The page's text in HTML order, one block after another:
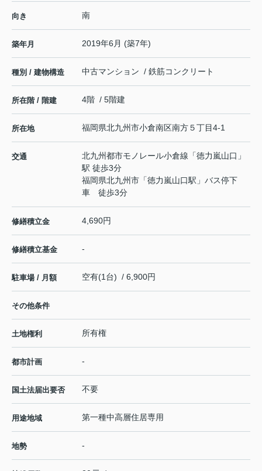
向き 南
築年月 2019年6月 (築7年)
種別 / 建物構造 中古マンション / 鉄筋コンクリート
所在階 / 階建 4階 / 5階建
所在地 福岡県北九州市小倉南区南方５丁目4-1
交通 北九州都市モノレール小倉線 「徳力嵐山口 」
駅 徒歩3分
福岡県北九州市「徳力嵐山口駅」バス停下
車 徒歩3分
修繕積立金 4,690円
修繕積立基金 -
駐車場 / 月額 空有(1台) / 6,900円
その他条件
土地権利 所有権
都市計画 -
国土法届出要否 不要
用途地域 第一種中高層住居専用
地勢 -